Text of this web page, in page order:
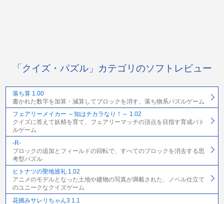
「クイズ・パズル」カテゴリのソフトレビュー
落ち算 1.00
書かれた数字を加算・減算してブロックを消す、落ち物系パズルゲーム
フェアリーメイカー ～知はチカラなり！～ 1.02
クイズに答えて妖精を育て、フェアリーマッチの頂点を目指す育成バト
ルゲーム
-R-
ブロックの追加とフィールドの回転で、すべてのブロックを消去する思
考型パズル
ヒトナツの聖地巡礼 1.02
アニメのモデルとなった土地や建物の写真が満載された、ノベル仕立て
のユニークなクイズゲーム
花摘みサレリちゃん3 1.1